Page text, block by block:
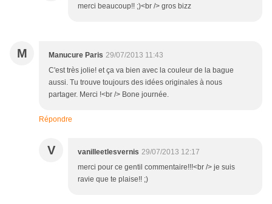
merci beaucoup!! ;)<br /> gros bizz
M Manucure Paris 29/07/2013 11:43
C'est très jolie! et ça va bien avec la couleur de la bague
aussi. Tu trouve toujours des idées originales à nous
partager. Merci !<br /> Bone journée.
Répondre
V vanilleetlesvernis 29/07/2013 12:17
merci pour ce gentil commentaire!!!<br /> je suis
ravie que te plaise!! ;)